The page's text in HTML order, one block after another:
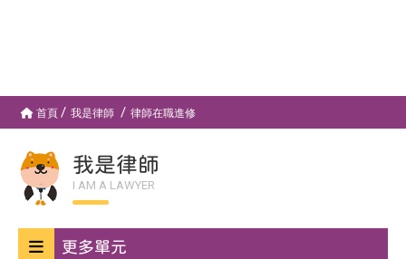
首頁 我是律師 律師在職進修
我是律師
I AM A LAWYER
更多單元